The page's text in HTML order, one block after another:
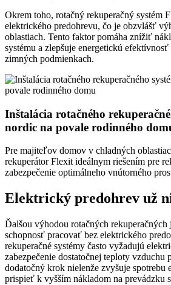
Okrem toho, rotačný rekuperačný systém
elektrického predohrevu, čo je obzvlášť
oblastiach. Tento faktor pomáha znížiť
systému a zlepšuje energetickú
zimných podmienkach.
Inštalácia rotačného
nordic na povale rodinného
Pre majiteľov domov v chladných
rekuperátor Flexit ideálnym riešením pre
zabezpečenie optimálneho vnútorného
Elektrický predohrev už
Ďalšou výhodou rotačných
schopnosť pracovať bez elektrického
rekuperačné systémy často vyžadujú
zabezpečenie dostatočnej teploty vzduchu
dodatočný krok nielenže zvyšuje spotrebu
prispieť k vyšším nákladom na prevádzku